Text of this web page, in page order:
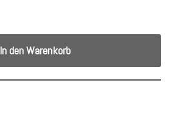
In den Warenkorb